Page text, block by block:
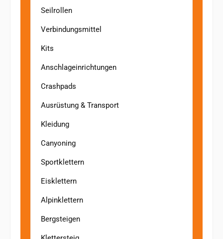
Seilrollen
Verbindungsmittel
Kits
Anschlageinrichtungen
Crashpads
Ausrüstung & Transport
Kleidung
Canyoning
Sportklettern
Eisklettern
Alpinklettern
Bergsteigen